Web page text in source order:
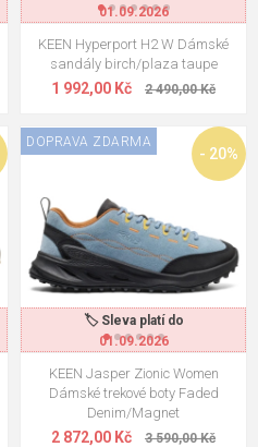
01.09.2026
KEEN Hyperport H2 W Dámské
sandály birch/plaza taupe
1 992,00 Kč 2 490,00 Kč
🏷️ Sleva platí do
01.09.2026
- 20%
DOPRAVA ZDARMA
KEEN Jasper Zionic Women
Dámské trekové boty Faded
Denim/Magnet
2 872,00 Kč 3 590,00 Kč